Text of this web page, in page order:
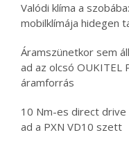
Valódi klíma a
mobilklímája hidegen
Áramszünetkor sem
ad az olcsó OUKITEL
áramforrás
10 Nm-es direct
ad a PXN VD10 szett